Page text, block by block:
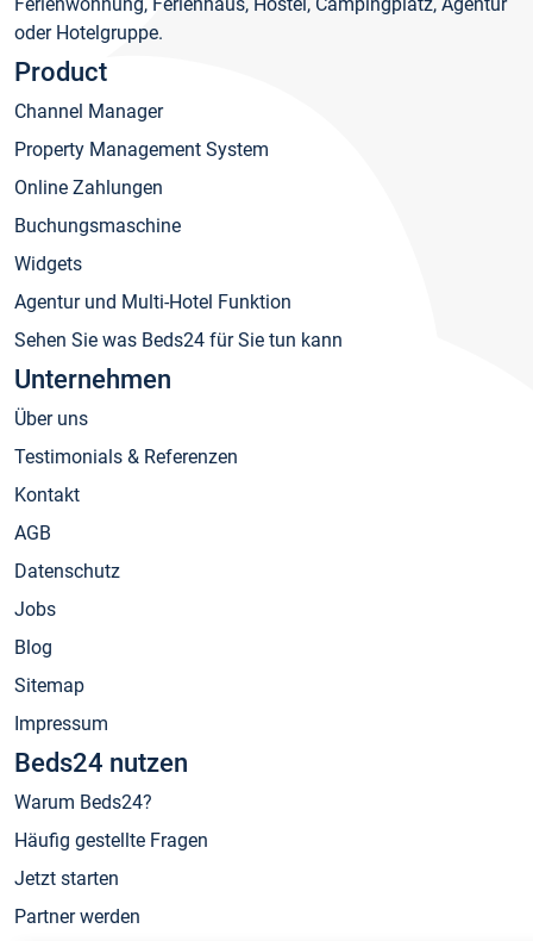
oder Hotelgruppe.
Product
Channel Manager
Property Management System
Online Zahlungen
Buchungsmaschine
Widgets
Agentur und Multi-Hotel Funktion
Sehen Sie was Beds24 für Sie tun kann
Unternehmen
Über uns
Testimonials & Referenzen
Kontakt
AGB
Datenschutz
Jobs
Blog
Sitemap
Impressum
Beds24 nutzen
Warum Beds24?
Häufig gestellte Fragen
Jetzt starten
Partner werden